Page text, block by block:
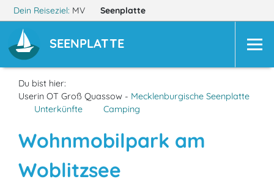
Dein Reiseziel: MV Seenplatte
SEENPLATTE
Du bist hier:
Userin OT Groß Quassow - Mecklenburgische Seenplatte
Unterkünfte
Camping
Wohnmobilpark am
Woblitzsee